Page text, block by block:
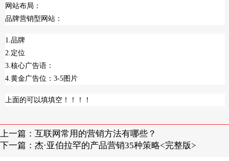
网站布局：
品牌营销型网站：
1.品牌
2.定位
3.核心广告语：
4.黄金广告位：3-5图片
上面的可以填填空！！！！
上一篇： 互联网常用的营销方法有哪些？
下一篇： 杰·亚伯拉罕的产品营销35种策略<完整版>